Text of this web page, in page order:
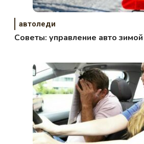
автоледи
Советы: управление авто зимой